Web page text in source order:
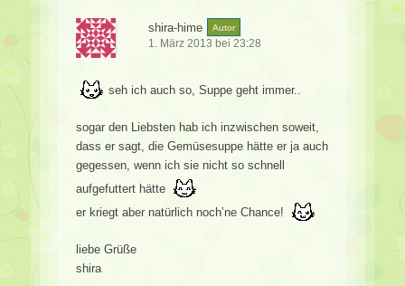
shira-hime Autor
1. März 2013 bei 23:28
seh ich auch so, Suppe geht immer..
sogar den Liebsten hab ich inzwischen soweit,
dass er sagt, die Gemüsesuppe hätte er ja auch
gegessen, wenn ich sie nicht so schnell
aufgefuttert hätte
er kriegt aber natürlich noch’ne Chance!
liebe Grüße
shira